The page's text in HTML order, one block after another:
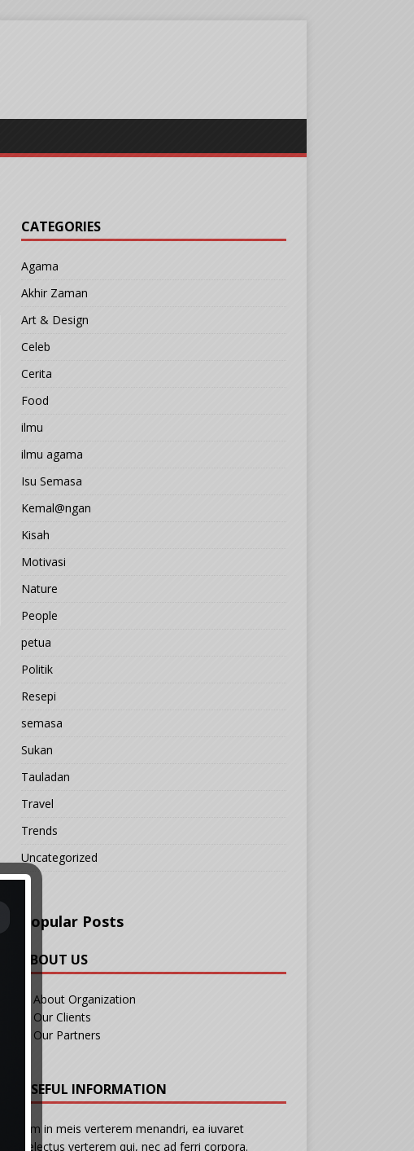
CATEGORIES
Agama
Akhir Zaman
Art & Design
Celeb
Cerita
Food
ilmu
ilmu agama
Isu Semasa
Kemal@ngan
Kisah
Motivasi
Nature
People
petua
Politik
Resepi
semasa
Sukan
Tauladan
Travel
Trends
Uncategorized
Popular Posts
ABOUT US
About Organization
Our Clients
Our Partners
USEFUL INFORMATION
Vim in meis verterem menandri, ea iuvaret
delectus verterem qui, nec ad ferri corpora.